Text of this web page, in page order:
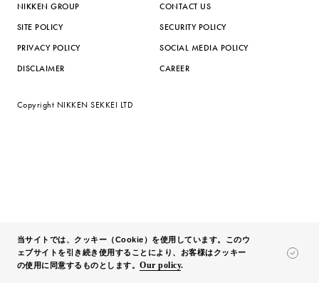
NIKKEN GROUP
CONTACT US
SITE POLICY
SECURITY POLICY
PRIVACY POLICY
SOCIAL MEDIA POLICY
DISCLAIMER
CAREER
Copyright NIKKEN SEKKEI LTD
当サイトでは、クッキー（Cookie）を使用しています。このウ
ェブサイトを引き続き使用することにより、お客様はクッキー
の使用に同意するものとします。Our policy.